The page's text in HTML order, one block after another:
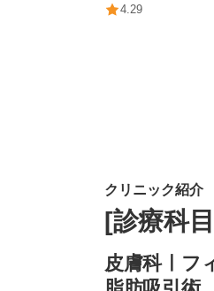
4.29
クリニック紹介
[診療科
皮膚科ㅣフ